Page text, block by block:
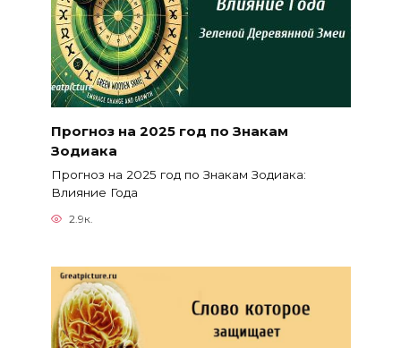
Прогноз на 2025 год по Знакам
Зодиака
Прогноз на 2025 год по Знакам Зодиака:
Влияние Года
2.9к.